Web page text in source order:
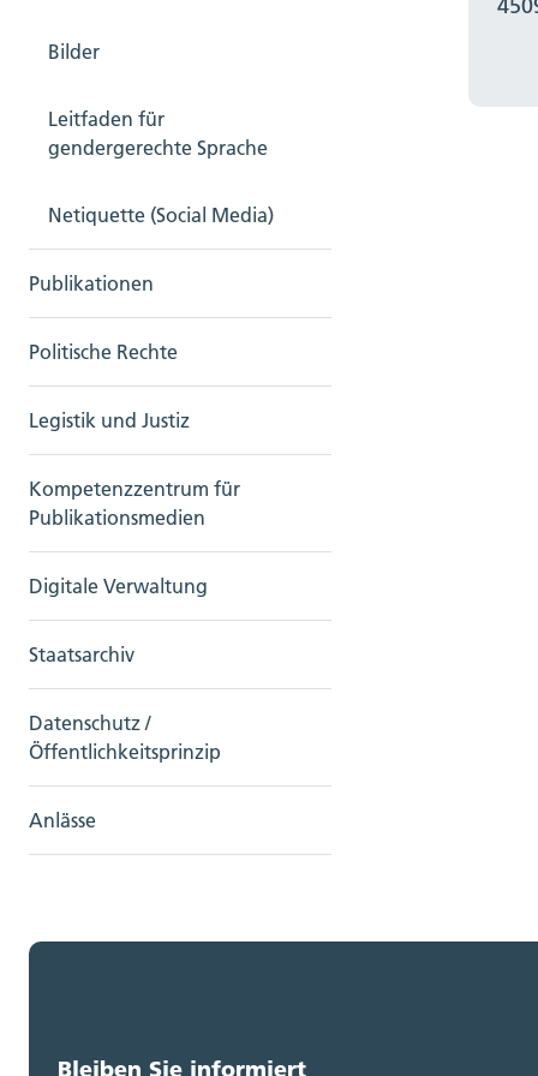
Bilder
Leitfaden für
gendergerechte Sprache
Netiquette (Social Media)
Publikationen
Politische Rechte
Legistik und Justiz
Kompetenzzentrum für
Publikationsmedien
Digitale Verwaltung
Staatsarchiv
Datenschutz /
Öffentlichkeitsprinzip
Anlässe
Bleiben Sie informiert